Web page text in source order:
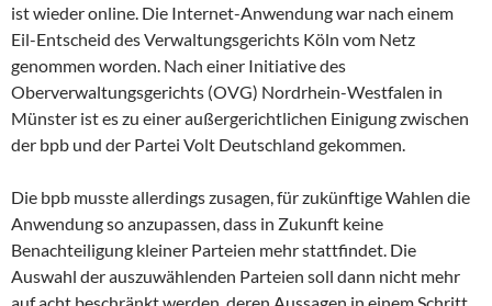
ist wieder online. Die Internet-Anwendung war nach einem
Eil-Entscheid des Verwaltungsgerichts Köln vom Netz
genommen worden. Nach einer Initiative des
Oberverwaltungsgerichts (OVG) Nordrhein-Westfalen in
Münster ist es zu einer außergerichtlichen Einigung zwischen
der bpb und der Partei Volt Deutschland gekommen.
Die bpb musste allerdings zusagen, für zukünftige Wahlen die
Anwendung so anzupassen, dass in Zukunft keine
Benachteiligung kleiner Parteien mehr stattfindet. Die
Auswahl der auszuwählenden Parteien soll dann nicht mehr